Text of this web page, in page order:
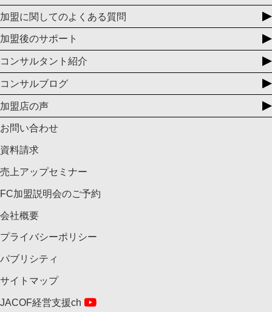
加盟に関してのよくある質問
加盟後のサポート
コンサルタント紹介
コンサルブログ
加盟店の声
お問い合わせ
資料請求
売上アップセミナー
FC加盟説明会のご予約
会社概要
プライバシーポリシー
パブリシティ
サイトマップ
JACOF経営支援ch